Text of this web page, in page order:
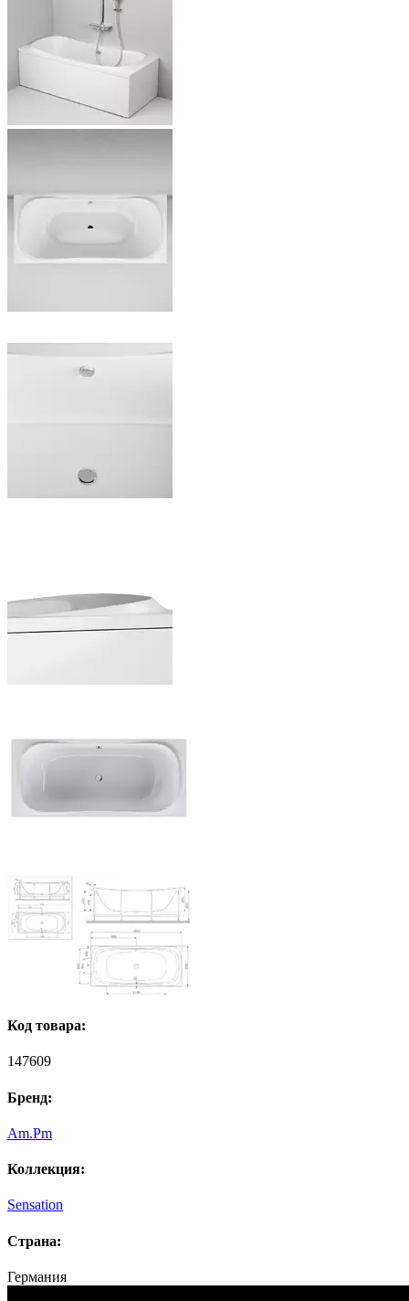
Код товара:
147609
Бренд:
Am.Pm
Коллекция:
Sensation
Страна:
Германия